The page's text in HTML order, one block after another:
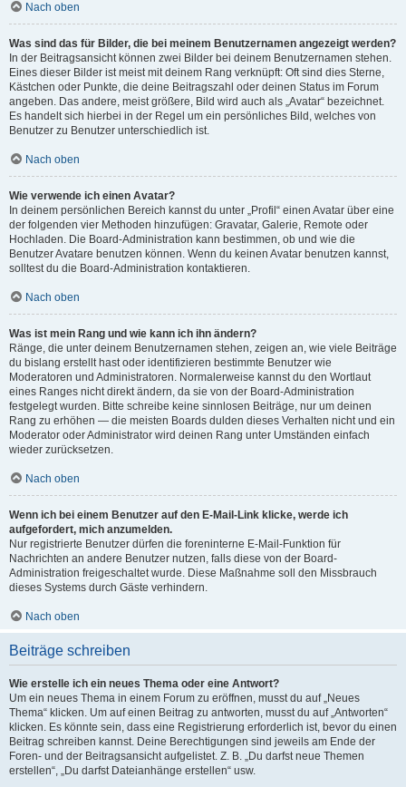
Nach oben
Was sind das für Bilder, die bei meinem Benutzernamen angezeigt werden?
In der Beitragsansicht können zwei Bilder bei deinem Benutzernamen stehen.
Eines dieser Bilder ist meist mit deinem Rang verknüpft: Oft sind dies Sterne,
Kästchen oder Punkte, die deine Beitragszahl oder deinen Status im Forum
angeben. Das andere, meist größere, Bild wird auch als „Avatar“ bezeichnet.
Es handelt sich hierbei in der Regel um ein persönliches Bild, welches von
Benutzer zu Benutzer unterschiedlich ist.
Nach oben
Wie verwende ich einen Avatar?
In deinem persönlichen Bereich kannst du unter „Profil“ einen Avatar über eine
der folgenden vier Methoden hinzufügen: Gravatar, Galerie, Remote oder
Hochladen. Die Board-Administration kann bestimmen, ob und wie die
Benutzer Avatare benutzen können. Wenn du keinen Avatar benutzen kannst,
solltest du die Board-Administration kontaktieren.
Nach oben
Was ist mein Rang und wie kann ich ihn ändern?
Ränge, die unter deinem Benutzernamen stehen, zeigen an, wie viele Beiträge
du bislang erstellt hast oder identifizieren bestimmte Benutzer wie
Moderatoren und Administratoren. Normalerweise kannst du den Wortlaut
eines Ranges nicht direkt ändern, da sie von der Board-Administration
festgelegt wurden. Bitte schreibe keine sinnlosen Beiträge, nur um deinen
Rang zu erhöhen — die meisten Boards dulden dieses Verhalten nicht und ein
Moderator oder Administrator wird deinen Rang unter Umständen einfach
wieder zurücksetzen.
Nach oben
Wenn ich bei einem Benutzer auf den E-Mail-Link klicke, werde ich
aufgefordert, mich anzumelden.
Nur registrierte Benutzer dürfen die foreninterne E-Mail-Funktion für
Nachrichten an andere Benutzer nutzen, falls diese von der Board-
Administration freigeschaltet wurde. Diese Maßnahme soll den Missbrauch
dieses Systems durch Gäste verhindern.
Nach oben
Beiträge schreiben
Wie erstelle ich ein neues Thema oder eine Antwort?
Um ein neues Thema in einem Forum zu eröffnen, musst du auf „Neues
Thema“ klicken. Um auf einen Beitrag zu antworten, musst du auf „Antworten“
klicken. Es könnte sein, dass eine Registrierung erforderlich ist, bevor du einen
Beitrag schreiben kannst. Deine Berechtigungen sind jeweils am Ende der
Foren- und der Beitragsansicht aufgelistet. Z. B. „Du darfst neue Themen
erstellen“, „Du darfst Dateianhänge erstellen“ usw.